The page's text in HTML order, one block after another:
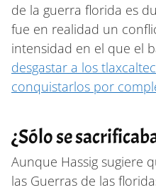
de la guerra florida es
fue en realidad un
intensidad en el que el
desgastar a los
conquistarlos por
¿Sólo se
Aunque Hassig sugiere
las Guerras de las